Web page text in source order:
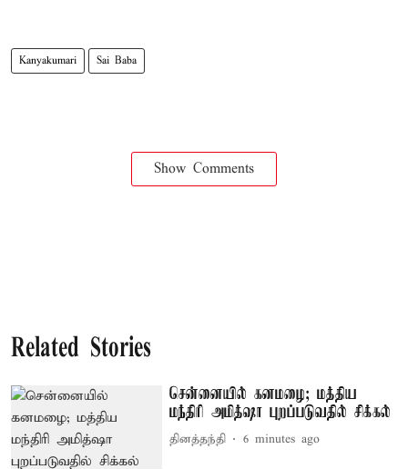
Kanyakumari Sai Baba
Show Comments
Related Stories
சென்னையில் கனமழை; மத்திய
மந்திரி அமித்ஷா புறப்படுவதில் சிக்கல்
தினத்தந்தி 6 minutes ago